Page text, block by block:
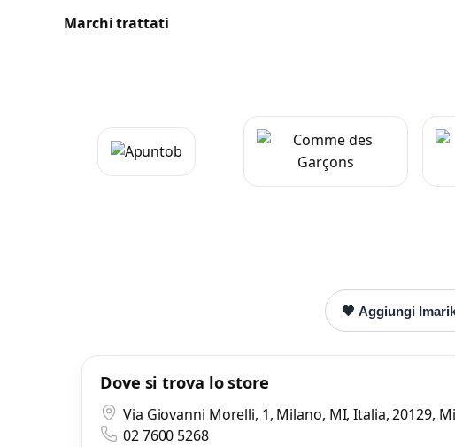
Marchi trattati
🖤 Aggiungi
Dove si trova lo store
Via Giovanni Morelli, 1, Milano, MI, Italia, 20129,
02 7600 5268